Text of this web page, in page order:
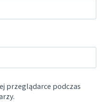
przeglądarce podczas